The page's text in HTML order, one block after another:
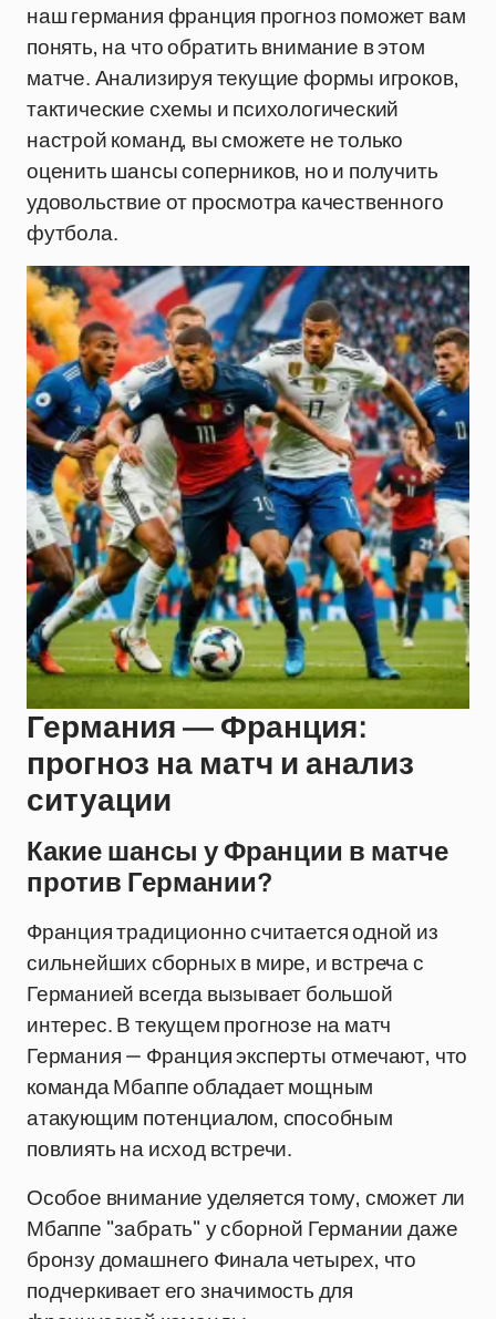
наш германия франция прогноз поможет вам
понять, на что обратить внимание в этом
матче. Анализируя текущие формы игроков,
тактические схемы и психологический
настрой команд, вы сможете не только
оценить шансы соперников, но и получить
удовольствие от просмотра качественного
футбола.
Германия — Франция:
прогноз на матч и анализ
ситуации
Какие шансы у Франции в матче
против Германии?
Франция традиционно считается одной из
сильнейших сборных в мире, и встреча с
Германией всегда вызывает большой
интерес. В текущем прогнозе на матч
Германия — Франция эксперты отмечают, что
команда Мбаппе обладает мощным
атакующим потенциалом, способным
повлиять на исход встречи.
Особое внимание уделяется тому, сможет ли
Мбаппе "забрать" у сборной Германии даже
бронзу домашнего Финала четырех, что
подчеркивает его значимость для